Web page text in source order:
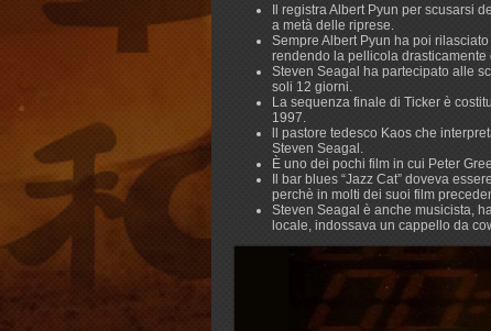
Il registra Albert Pyun per scusarsi
a metà delle riprese.
Sempre Albert Pyun ha poi
rendendo la pellicola drasticamente
Steven Seagal ha partecipato alle
soli 12 giorni.
La sequenza finale di Ticker è
1997.
ll pastore tedesco Kaos che
Steven Seagal.
È uno dei pochi film in cui Peter
Il bar blues “Jazz Cat” doveva
perchè in molti dei suoi film
Steven Seagal è anche musicista,
locale, indossava un cappello da